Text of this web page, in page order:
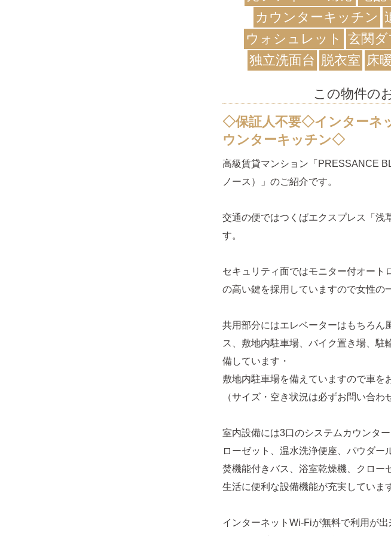
カウンターキッチン
ウォシュレット
玄関
独立洗面台 脱衣室 床
この物件の
◇保証人不要◇インターネ
ウンターキッチン◇
高級賃貸マンション「PRESSANCE
ノース）」のご紹介です。
交通の便ではつくばエクスプレス「浅
す。
セキュリティ面ではモニター付オート
の高い鍵を採用していますので女性の
共用部分にはエレベーターはもちろん
ス、敷地内駐車場、バイク置き場、
備しています・
敷地内駐車場を備えていますので車を
（サイズ・空き状況は必ずお問い合わ
室内設備には3口のシステムカウンタ
ローゼット、温水洗浄便座、パウダー
焚機能付きバス、浴室乾燥機、クロー
生活に便利な設備機能が充実していま
インターネットWi-Fiが無料で利用が出